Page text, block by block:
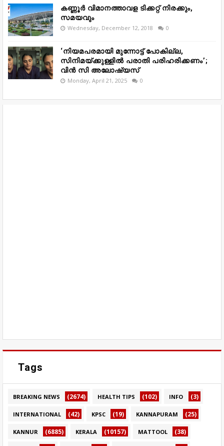
കണ്ണൂർ വിമാനത്താവള ടിക്കറ്റ് നിരക്കും,
സമയവും
Wednesday, December 12, 2018 0
‘നിയമപരമായി മുന്നോട്ട് പോകില്ല,
സിനിമയ്ക്കുള്ളിൽ പരാതി പരിഹരിക്കണം’;
വിൻ സി അലോഷ്യസ്
Monday, April 21, 2025 0
Tags
BREAKING NEWS (2674) HEALTH TIPS (102) INFO (3)
INTERNATIONAL (42) KPSC (19) KANNAPURAM (25)
KANNUR (6885) KERALA (10157) MATTOOL (38)